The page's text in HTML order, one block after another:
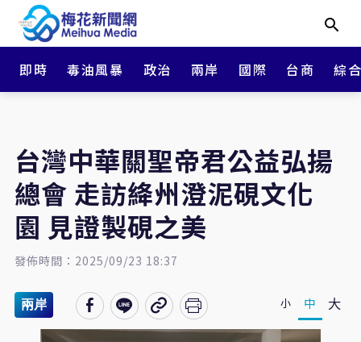
即時 毒油風暴 政治 兩岸 國際 台商 綜
台灣中華關聖帝君公益弘揚
總會 走訪絳州澄泥硯文化
園 見證製硯之美
發佈時間：2025/09/23 18:37
兩岸 小 中 大